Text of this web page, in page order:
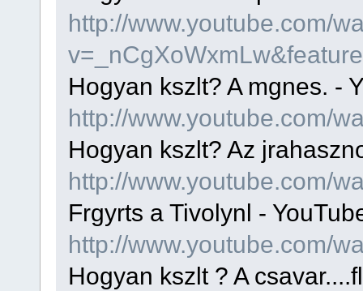
http://www.youtube.com/
Hogyan kszlt? A mgnes. -
http://www.youtube.com/
Hogyan kszlt? Az
http://www.youtube.com/
Frgyrts a Tivolynl -
http://www.youtube.com/
Hogyan kszlt ? A